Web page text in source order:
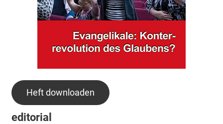
Heft downloaden
editorial